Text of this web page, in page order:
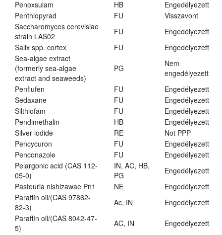
Penoxsulam HB
Engedélyezett
Penthiopyrad
FU
Visszavont
Saccharomyces cerevisiae
strain LAS02
FU
Engedélyezett
Salix spp. cortex
FU
Engedélyezett
Sea-algae extract
(formerly sea-algae
extract and seaweeds)
PG
Nem
engedélyezett
Penflufen
FU
Engedélyezett
Sedaxane
FU
Engedélyezett
Silthiofam
FU
Engedélyezett
Pendimethalin
HB
Engedélyezett
Silver iodide
RE
Not PPP
Pencycuron
FU
Engedélyezett
Penconazole
FU
Engedélyezett
Pelargonic acid (CAS 112-
05-0)
IN, AC, HB,
PG
Engedélyezett
Pasteuria nishizawae Pn1
NE
Engedélyezett
Paraffin oil/(CAS 97862-
82-3)
Ac, IN
Engedélyezett
Paraffin oil/(CAS 8042-47-
5)
AC, IN
Engedélyezett